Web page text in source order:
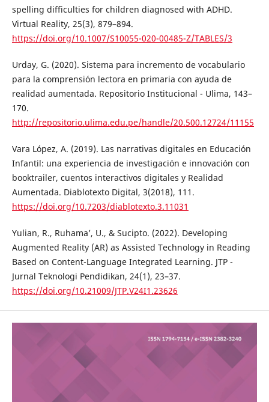
spelling difficulties for children diagnosed with ADHD.
Virtual Reality, 25(3), 879–894.
https://doi.org/10.1007/S10055-020-00485-Z/TABLES/3
Urday, G. (2020). Sistema para incremento de vocabulario
para la comprensión lectora en primaria con ayuda de
realidad aumentada. Repositorio Institucional - Ulima, 143–
170.
http://repositorio.ulima.edu.pe/handle/20.500.12724/11155
Vara López, A. (2019). Las narrativas digitales en Educación
Infantil: una experiencia de investigación e innovación con
booktrailer, cuentos interactivos digitales y Realidad
Aumentada. Diablotexto Digital, 3(2018), 111.
https://doi.org/10.7203/diablotexto.3.11031
Yulian, R., Ruhama’, U., & Sucipto. (2022). Developing
Augmented Reality (AR) as Assisted Technology in Reading
Based on Content-Language Integrated Learning. JTP -
Jurnal Teknologi Pendidikan, 24(1), 23–37.
https://doi.org/10.21009/JTP.V24I1.23626